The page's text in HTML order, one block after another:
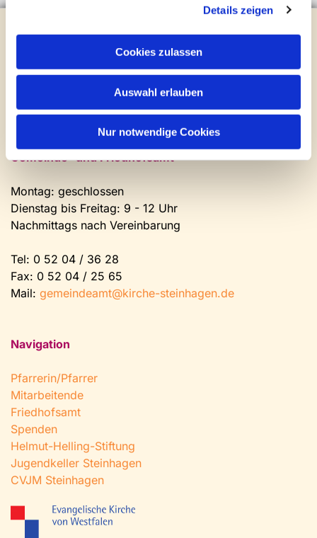
Details zeigen
Cookies zulassen
Auswahl erlauben
Nur notwendige Cookies
Brockhagener Straße 28 | 33803 Steinhagen
Mail:gemeindeamt@kirche-steinhagen.de
Newsletter abonnieren
Kontakt und Öffnungszeiten
Gemeinde- und Friedhofsamt
Montag: geschlossen
Dienstag bis Freitag: 9 - 12 Uhr
Nachmittags nach Vereinbarung
Tel: 0 52 04 / 36 28
Fax: 0 52 04 / 25 65
Mail: gemeindeamt@kirche-steinhagen.de
Navigation
Pfarrerin/Pfarrer
Mitarbeitende
Friedhofsamt
Spenden
Helmut-Helling-Stiftung
Jugendkeller Steinhagen
CVJM Steinhagen